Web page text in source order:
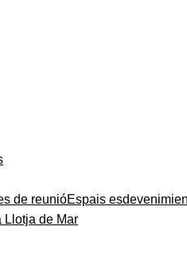
de reunióEspais
Llotja de Mar